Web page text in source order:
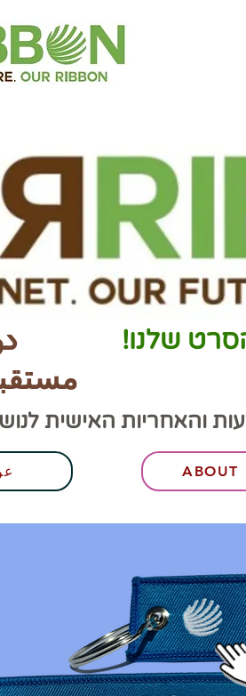
שלנו!
והאחריות האישית
ABOUT